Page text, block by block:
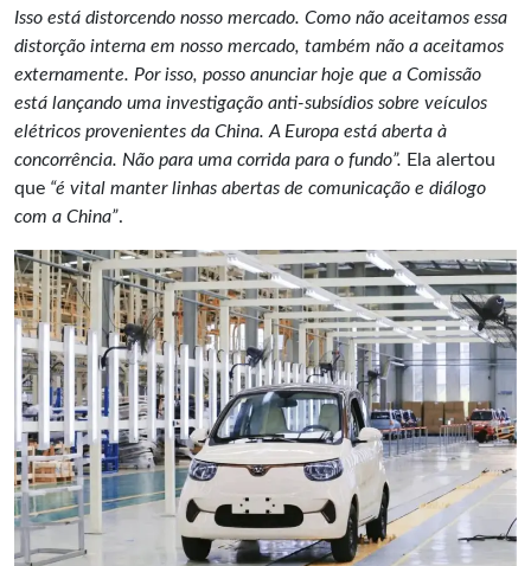
Isso está distorcendo nosso mercado. Como não aceitamos essa
distorção interna em nosso mercado, também não a aceitamos
externamente. Por isso, posso anunciar hoje que a Comissão
está lançando uma investigação anti-subsídios sobre veículos
elétricos provenientes da China. A Europa está aberta à
concorrência. Não para uma corrida para o fundo”. Ela alertou
que “é vital manter linhas abertas de comunicação e diálogo
com a China”.